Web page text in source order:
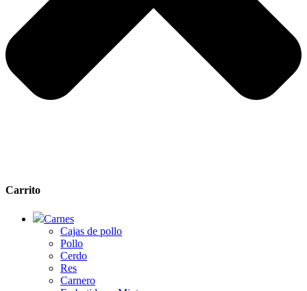
Carrito
Carnes
Cajas de pollo
Pollo
Cerdo
Res
Carnero